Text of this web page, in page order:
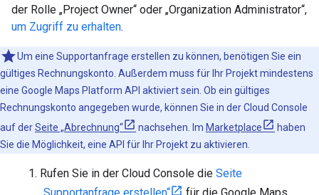
der Rolle „Project Owner“ oder „Organization Administrator“,
um Zugriff zu erhalten.
Um eine Supportanfrage erstellen zu können, benötigen Sie ein
gültiges Rechnungskonto. Außerdem muss für Ihr Projekt mindestens
eine Google Maps Platform API aktiviert sein. Ob ein gültiges
Rechnungskonto angegeben wurde, können Sie in der Cloud Console
auf derSeite „Abrechnung“ nachsehen. Im Marketplace
haben
Sie die Möglichkeit, eine API für Ihr Projekt zu aktivieren.
Rufen Sie in der Cloud Console die Seite